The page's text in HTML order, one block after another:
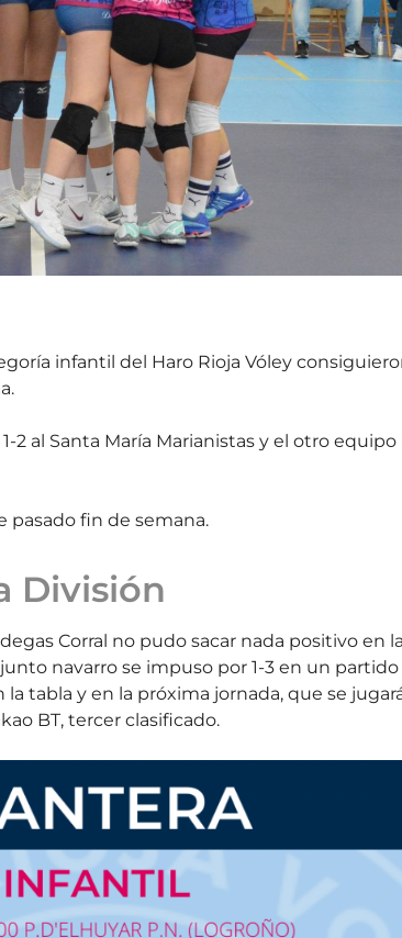
infantil del Haro Rioja Vóley
2 al Santa María Marianistas y el otro
pasado fin de semana.
División
Corral no pudo sacar nada positivo en
navarro se impuso por 1-3 en un
la tabla y en la próxima jornada, que se
BT, tercer clasificado.